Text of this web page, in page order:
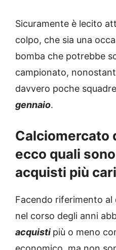
Sicuramente è lecito
colpo, che sia una
bomba che potrebbe
campionato,
davvero poche
gennaio.
Calciomercato
ecco quali
acquisti più cari
Facendo riferimento
nel corso degli anni
acquisti più o meno